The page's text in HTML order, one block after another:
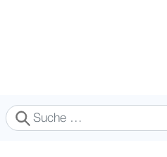
Suchen